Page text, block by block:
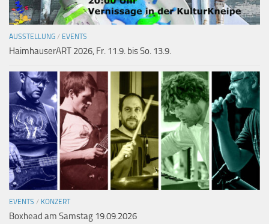
AUSSTELLUNG / EVENTS
HaimhauserART 2026, Fr. 11.9. bis So. 13.9.
EVENTS / KONZERT
Boxhead am Samstag 19.09.2026